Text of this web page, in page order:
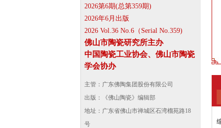
2026第6期(总第359期)
2026年6月出版
2026 Vol.36 No.6（Serial No.359)
佛山市陶瓷研究所主办
中国陶瓷工业协会、佛山市陶瓷
学会协办
主管：广东佛陶集团股份有限公司
出版：《佛山陶瓷》编辑部
地址：广东省佛山市禅城区石湾榴苑路18
号